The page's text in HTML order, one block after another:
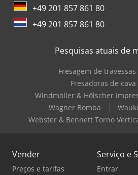
+49 201 857 861 80
+49 201 857 861 80
Pesquisas atuais de
Fresagem de
Fresadoras de
Windmöller & Hölscher
Wagner Bomba
Webster & Bennett Torno
Vender
Preços e tarifas
Serviço e
Entrar